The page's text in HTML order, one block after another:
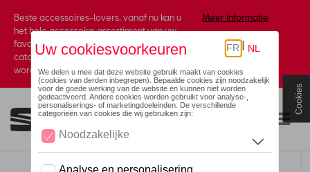
Beste accessoires-lovers, vanaf nu kan u
het hele accessoire assortiment van uw
favoriete merk terugvinden in de online
catalogus. Deze kunnen steeds besteld
worden via uw dealer.
Meer informatie
Toggle navigation
Cookies